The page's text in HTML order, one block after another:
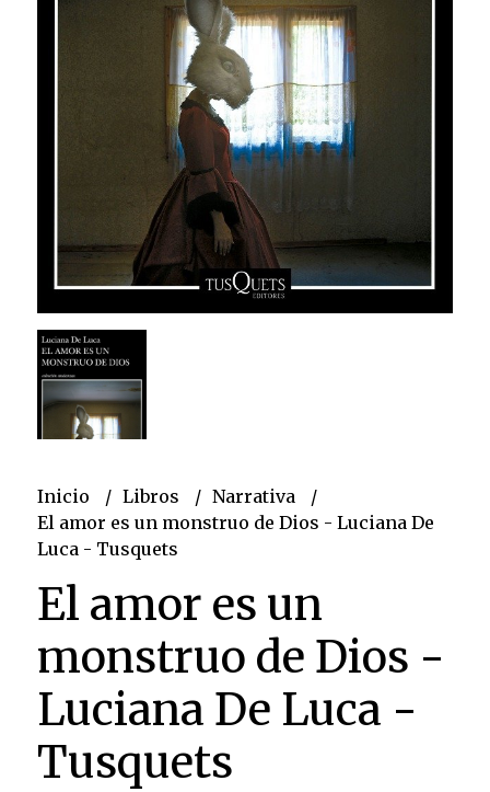
Inicio Libros
Narrativa
El amor es un monstruo de Dios - Luciana De
Luca - Tusquets
El amor es un
monstruo de Dios -
Luciana De Luca -
Tusquets